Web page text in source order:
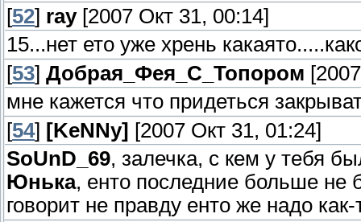
[52] ray[2007 Окт 31, 00:14]
15...нет ето уже хрень
[53] Добрая_Фея_С_Топором
мне кажется что придеться
[54] [KeNNy] [2007 Окт 31, 01:24]
SoUnD_69, залечка, с кем у тебя
Юнька, енто последние больше не
говорит не правду енто же надо